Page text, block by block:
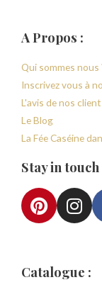
A Propos :
Qui sommes nous
Inscrivez vous à
L'avis de nos
Le Blog
La Fée Caséine
Stay in touch
Catalogue :